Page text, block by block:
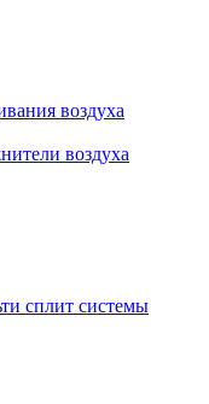
воздуха
воздуха
сплит системы